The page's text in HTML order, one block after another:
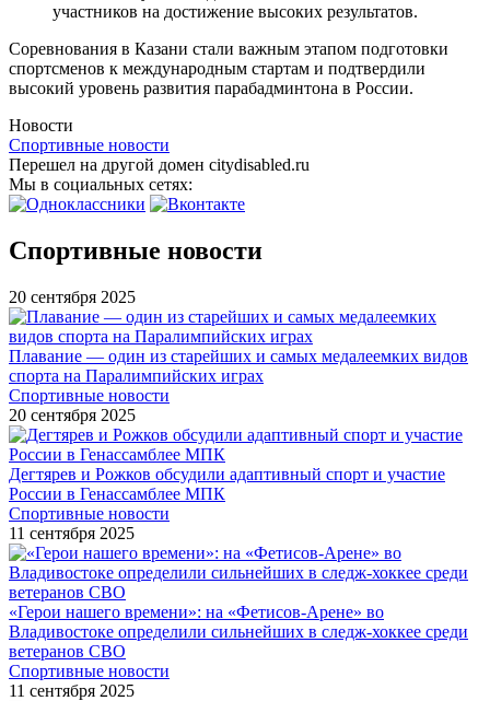
участников на достижение высоких результатов.
Соревнования в Казани стали важным этапом подготовки
спортсменов к международным стартам и подтвердили
высокий уровень развития парабадминтона в России.
Новости
Спортивные новости
Перешел на другой домен citydisabled.ru
Мы в социальных сетях:
Спортивные новости
20 сентября 2025
Плавание — один из старейших и самых медалеемких видов
спорта на Паралимпийских играх
Спортивные новости
20 сентября 2025
Дегтярев и Рожков обсудили адаптивный спорт и участие
России в Генассамблее МПК
Спортивные новости
11 сентября 2025
«Герои нашего времени»: на «Фетисов-Арене» во
Владивостоке определили сильнейших в следж-хоккее среди
ветеранов СВО
Спортивные новости
11 сентября 2025